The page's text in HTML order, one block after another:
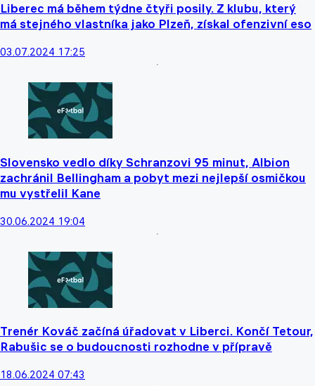
Liberec má během týdne čtyři posily. Z klubu, který
má stejného vlastníka jako Plzeň, získal ofenzivní eso
03.07.2024 17:25
Slovensko vedlo díky Schranzovi 95 minut, Albion
zachránil Bellingham a pobyt mezi nejlepší osmičkou
mu vystřelil Kane
30.06.2024 19:04
Trenér Kováč začíná úřadovat v Liberci. Končí Tetour,
Rabušic se o budoucnosti rozhodne v přípravě
18.06.2024 07:43